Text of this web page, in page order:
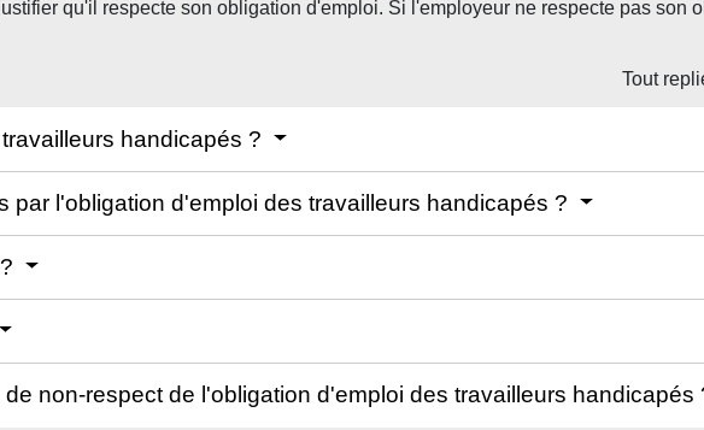
qu'il respecte son obligation d'emploi. Si l'employeur ne respecte pas son
Tout
handicapés ?
par l'obligation d'emploi des travailleurs handicapés ?
non-respect de l'obligation d'emploi des travailleurs handicapés